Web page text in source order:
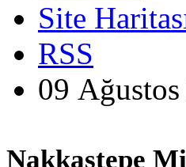
Site
RSS
09
Nakkaştepe